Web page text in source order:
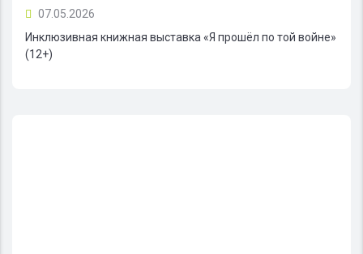
07.05.2026
Инклюзивная книжная выставка «Я прошёл по той войне»
(12+)